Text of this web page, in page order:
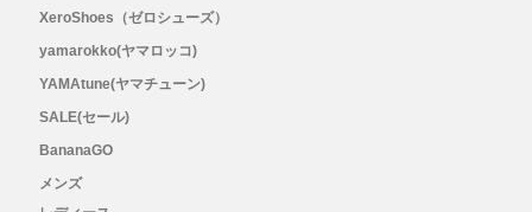
XeroShoes（ゼロシューズ）
yamarokko(ヤマロッコ)
YAMAtune(ヤマチューン)
SALE(セール)
BananaGO
メンズ